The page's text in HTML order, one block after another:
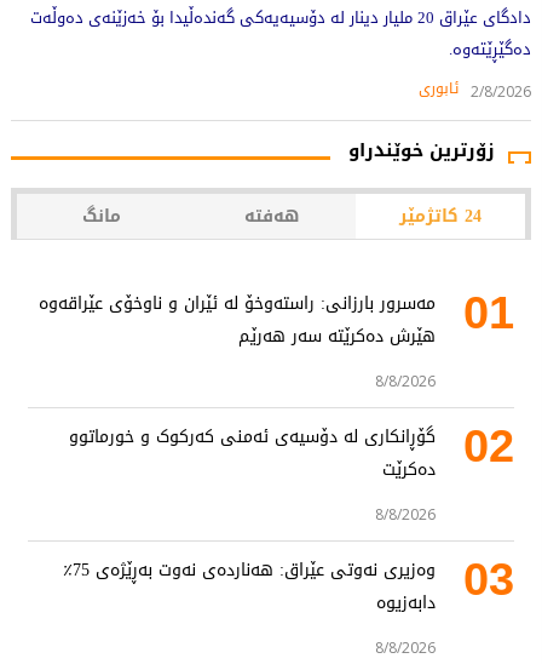
دادگای عێراق 20 ملیار دینار لە دۆسیەیەکی گەندەڵیدا بۆ خەزێنەی دەوڵەت
دەگێڕێتەوە.
2/8/2026 ئابوری
زۆرترین خوێندراو
24 کاتژمێر هەفتە مانگ
01
مەسرور بارزانی: راستەوخۆ لە ئێران و ناوخۆی عێراقەوە
هێرش دەکرێتە سەر هەرێم
8/8/2026
02
گۆڕانکاری لە دۆسیەی ئەمنی کەرکوک و خورماتوو
دەکرێت
8/8/2026
03
وەزیری نەوتی عێراق: هەناردەی نەوت بەڕێژەی 75٪
دابەزیوە
8/8/2026